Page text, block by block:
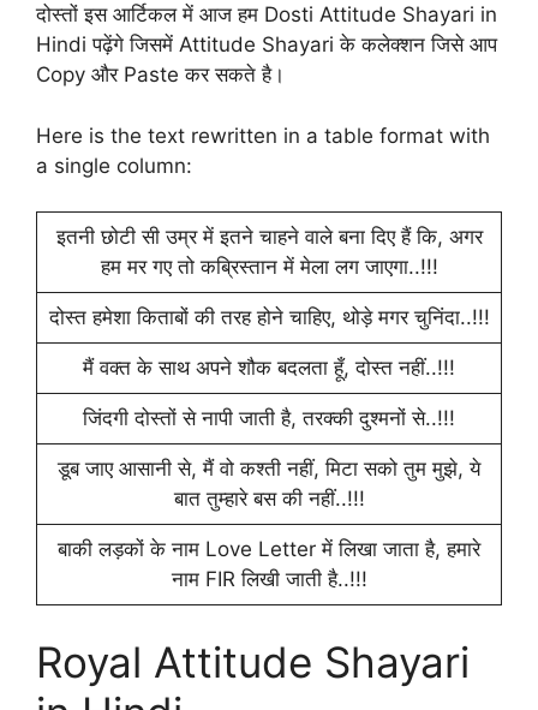
दोस्तों इस आर्टिकल में आज हम Dosti Attitude Shayari in
Hindi पढ़ेंगे जिसमें Attitude Shayari के कलेक्शन जिसे आप
Copy और Paste कर सकते है।
Here is the text rewritten in a table format with
a single column:
इतनी छोटी सी उम्र में इतने चाहने वाले बना दिए हैं कि, अगर
हम मर गए तो कब्रिस्तान में मेला लग जाएगा..!!!
दोस्त हमेशा किताबों की तरह होने चाहिए, थोड़े मगर चुनिंदा..!!!
मैं वक्त के साथ अपने शौक बदलता हूँ, दोस्त नहीं..!!!
जिंदगी दोस्तों से नापी जाती है, तरक्की दुश्मनों से..!!!
डूब जाए आसानी से, मैं वो कश्ती नहीं, मिटा सको तुम मुझे, ये
बात तुम्हारे बस की नहीं..!!!
बाकी लड़कों के नाम Love Letter में लिखा जाता है, हमारे
नाम FIR लिखी जाती है..!!!
Royal Attitude Shayari